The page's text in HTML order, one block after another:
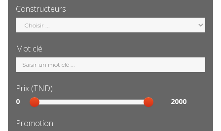
Constructeurs
Sélection
constructeur
Mot clé
Mot
clé
Prix (TND)
Sélection
prix
0 2000
Promotion